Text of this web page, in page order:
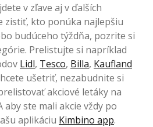
v zľave aj v ďalších
zistiť, kto ponúka najlepšiu
budúceho týždňa, pozrite si
Prelistujte si napríklad
Lidl, Tesco, Billa, Kaufland
ušetriť, nezabudnite si
akciové letáky na
aby ste mali akcie vždy po
aplikáciu Kimbino app.